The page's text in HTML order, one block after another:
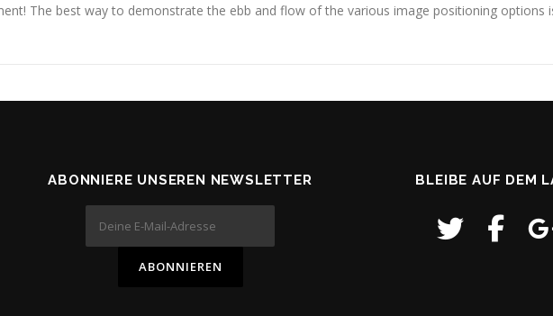
The best way to demonstrate the ebb and flow of the various image positioning
ABONNIERE UNSEREN NEWSLETTER BLEIBE AUF DEM